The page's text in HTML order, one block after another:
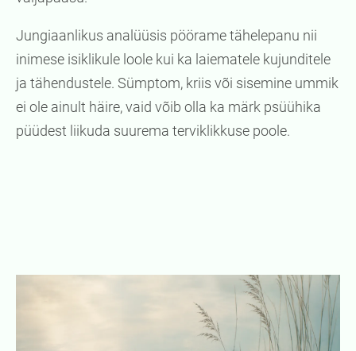
Jungiaanlikus analüüsis pöörame tähelepanu nii
inimese isiklikule loole kui ka laiematele kujunditele
ja tähendustele. Sümptom, kriis või sisemine ummik
ei ole ainult häire, vaid võib olla ka märk psüühika
püüdest liikuda suurema terviklikkuse poole.